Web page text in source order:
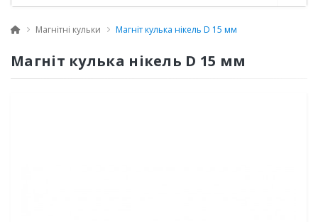
Магнітні кульки Магніт кулька нікель D 15 мм
Магніт кулька нікель D 15 мм